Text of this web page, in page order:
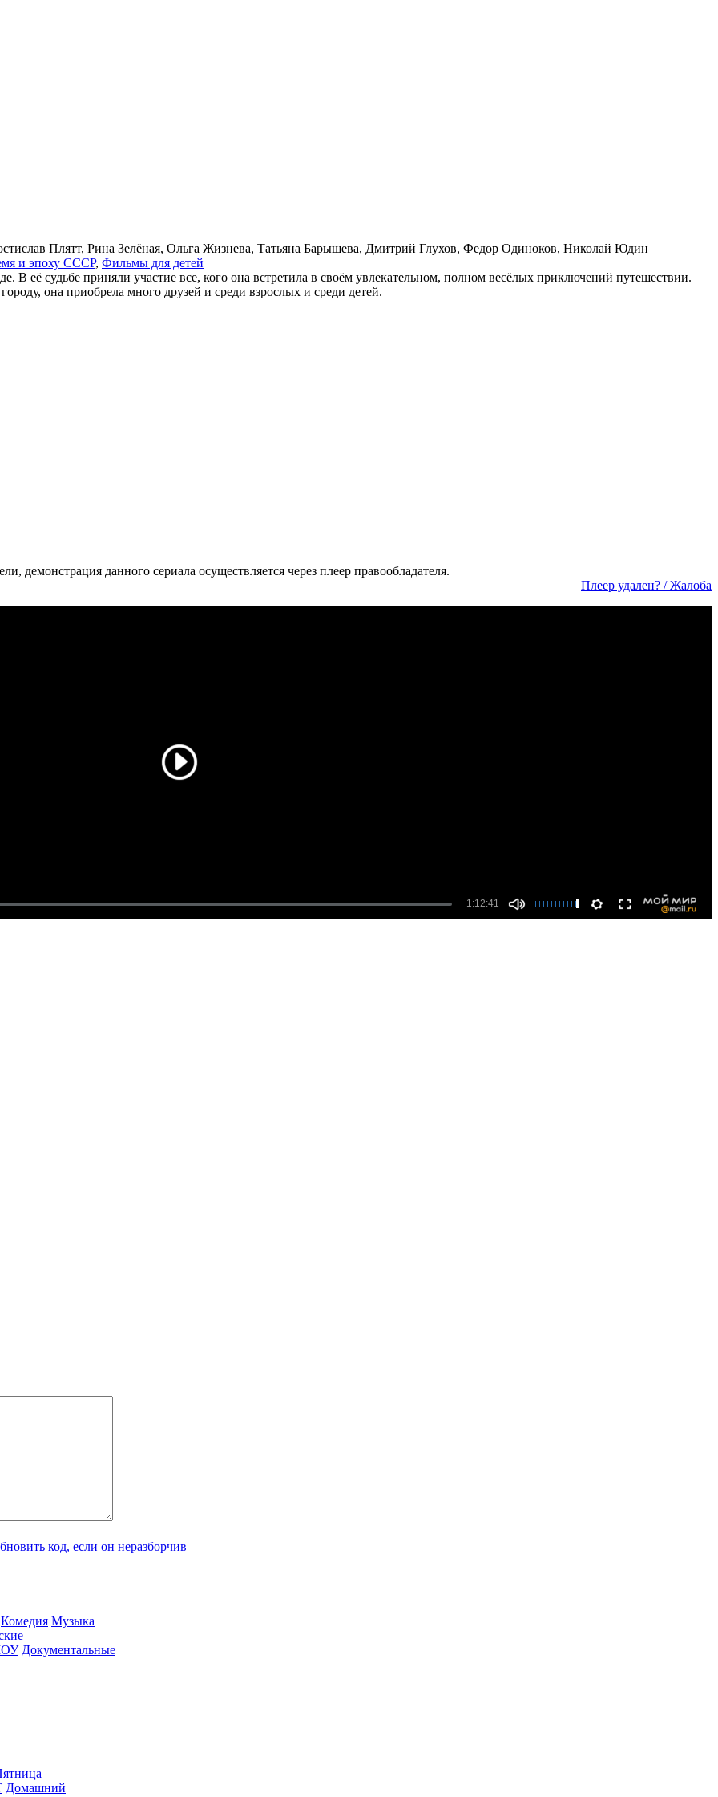
Плятт, Рина Зелёная, Ольга Жизнева, Татьяна Барышева, Дмитрий Глухов, Федор Одиноков, Николай Юдин
и эпо­ху СССР, Филь­мы для де­тей
В её судьбе приняли участие все, кого она встретила в своём увлекательном, полном весёлых приключений путешествии.
она приобрела много друзей и среди взрослых и среди детей.
де­мон­ст­ра­ция дан­но­го се­риа­ла осу­ще­ст­в­ля­ет­ся че­рез пле­ер пра­во­об­ла­да­те­ля.
Пле­ер уда­лен? / Жа­ло­ба
Ко­ме­дия Му­зы­ка
До­ку­мен­таль­ные
До­маш­ний